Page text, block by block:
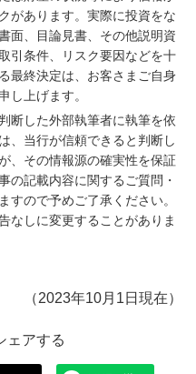
があります。実際に投資をな
面、目論見書、その他説明資
引条件、リスク要因などを十
最終決定は、お客さまご自身
し上げます。
断した外部執筆者に執筆を依
、当行が信頼できると判断し
、その情報源の確実性を保証
の記載内容に関するご質問・
すので予めご了承ください。
なしに変更することがありま
（2023年10月1日現在）
ェアする